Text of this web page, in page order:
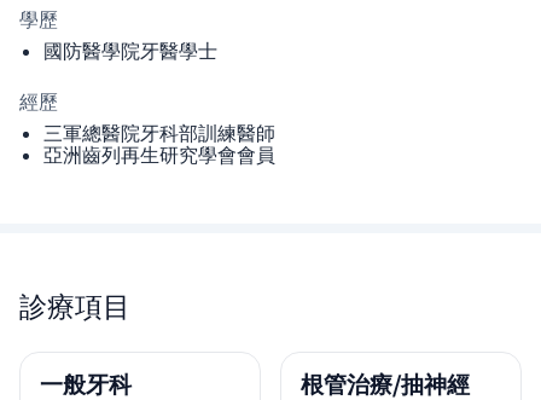
學歷
國防醫學院牙醫學士
經歷
三軍總醫院牙科部訓練醫師
亞洲齒列再生研究學會會員
診療項目
一般牙科 根管治療/抽神經